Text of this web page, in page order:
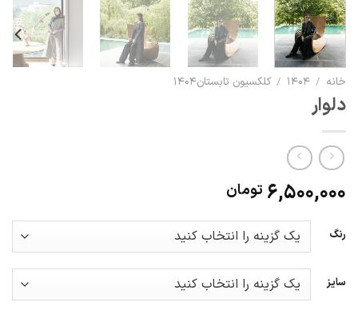
خانه / ۱۴۰۴ / کلکسیون تابستان1404
دلوار
6,500,000 تومان
رنگ
سایز